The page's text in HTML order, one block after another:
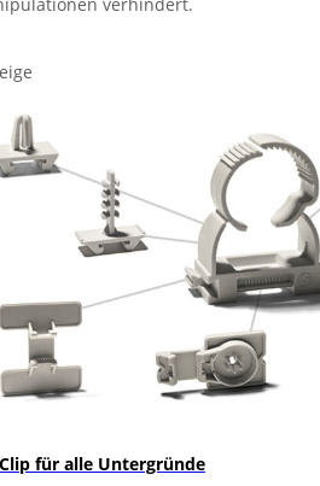
verhindert.
für alle Untergründe